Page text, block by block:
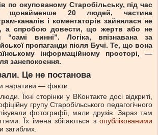
по окупованому Старобільську, під час
щонайменше 20 людей, частина
каналів і коментаторів зайнялася не
а спробою довести, що жертв або не
винні”. Логіка, впізнавана за
пропаганди після Бучі. Те, що вона
інформаційному просторі, —
занепокоєння.
Це не постанова
наративи — факти.
Їхні сторінки у ВКонтакте досі відкриті,
групу Старобільського педагогічного
фотографії, мали друзів. Зараз там
Їх імена збігаються з опублікованими
загиблих.